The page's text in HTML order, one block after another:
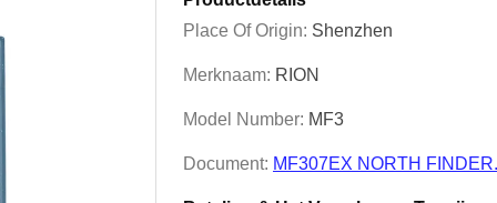
Place Of Origin: Shenzhen
Merknaam: RION
Model Number: MF3
Document: MF307EX NORTH